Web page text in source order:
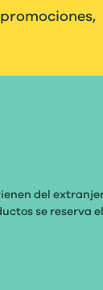
del
se reserva